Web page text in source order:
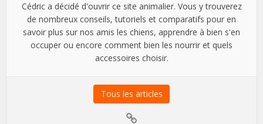
Cédric a décidé d'ouvrir ce site animalier. Vous y trouverez
de nombreux conseils, tutoriels et comparatifs pour en
savoir plus sur nos amis les chiens, apprendre à bien s'en
occuper ou encore comment bien les nourrir et quels
accessoires choisir.
Tous les articles